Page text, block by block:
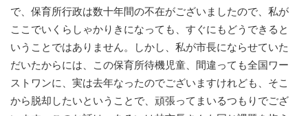
で、保育所行政は数十年間の不在がございましたので、私が
ここでいくらしゃかりきになっても、すぐにもどうできると
いうことではありません。しかし、私が市長にならせていた
だいたからには、この保育所待機児童、間違っても全国ワー
ストワンに、実は去年なったのでございますけれども、そこ
から脱却したいということで、頑張ってまいるつもりでござ